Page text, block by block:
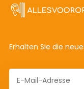
Erhalten Sie die